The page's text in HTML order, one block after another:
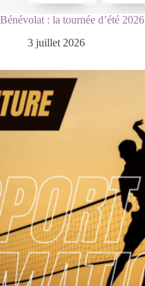
Bénévolat : la tournée d’été 2026
3 juillet 2026